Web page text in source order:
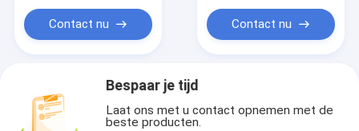
Contact nu Contact nu
Bespaar je tijd
Laat ons met u contact opnemen met de
beste producten.